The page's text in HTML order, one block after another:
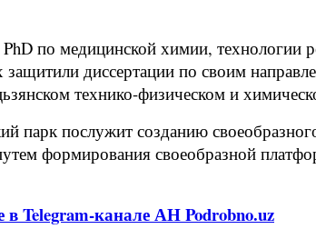
по медицинской химии, технологии
диссертации по своим
технико-физическом и
парк послужит созданию
формирования своеобразной
Telegram-канале АН Podrobno.uz